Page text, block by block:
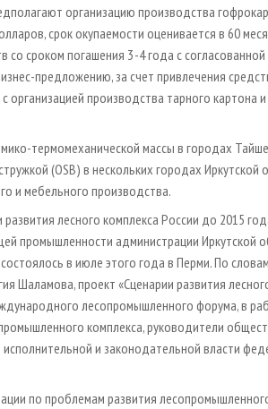
организацию производства
срок окупаемости оценивается в 60
сроком погашения 3 - 4 года с
предложению, за счет привлечения
производства тарного картона
термомеханической массы в городах
(OSB) в нескольких городах Иркутской
и мебельного производства.
лесного комплекса России до 2015
промышленности администрации Иркутской
в июле этого года в Перми. По
Шаламова, проект «Сценарии развития
лесопромышленного форума, в
комплекса, руководители
и законодательной власти
по проблемам развития